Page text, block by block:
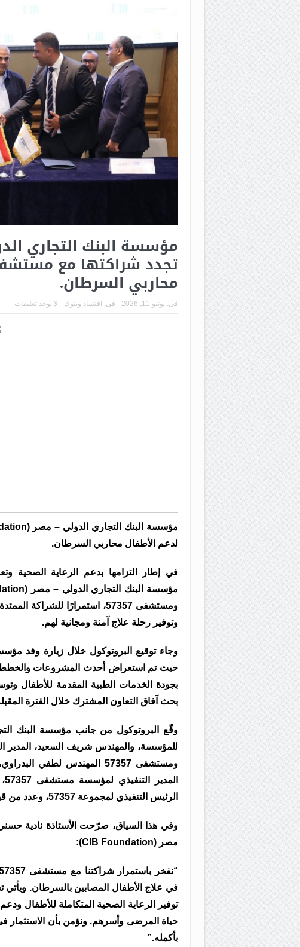
محاربي السرطان.
فى: يونيو 11, 2026 فى: اقتصاد وبنوك لا يوجد تعليقات
لدعم الأطفال محاربي السرطان.
في إطار التزامها بدعم الرعاية الصحية
ومستشفى 57357، استمرارًا
وتوفير رحلة علاج آمنة ومجانية لهم.
حيث تم استعراض أحدث المشروعات والخطط
بجودة الخدمات الطبية المقدمة للأطفال
بحث آفاق التعاون المشترك خلال الفترة
وقّع البروتوكول من جانب مؤسسة البنك
للمؤسسة، والمهندس شريف السعيد،
ومستشفى 57357 المهندس
الرئيس التنفيذي لمجموعة 57357، وعدد من قيادات الجانبين.
وفي هذا السياق، صرّحت الأستاذة نادية
مصر (CIB Foundation):
في علاج الأطفال المصابين بالسرطان. ويأتي
توفير الرعاية الصحية المتكاملة للأطفال
حياة المرضى وأسرهم. ونؤمن بأن
بأكمله.”